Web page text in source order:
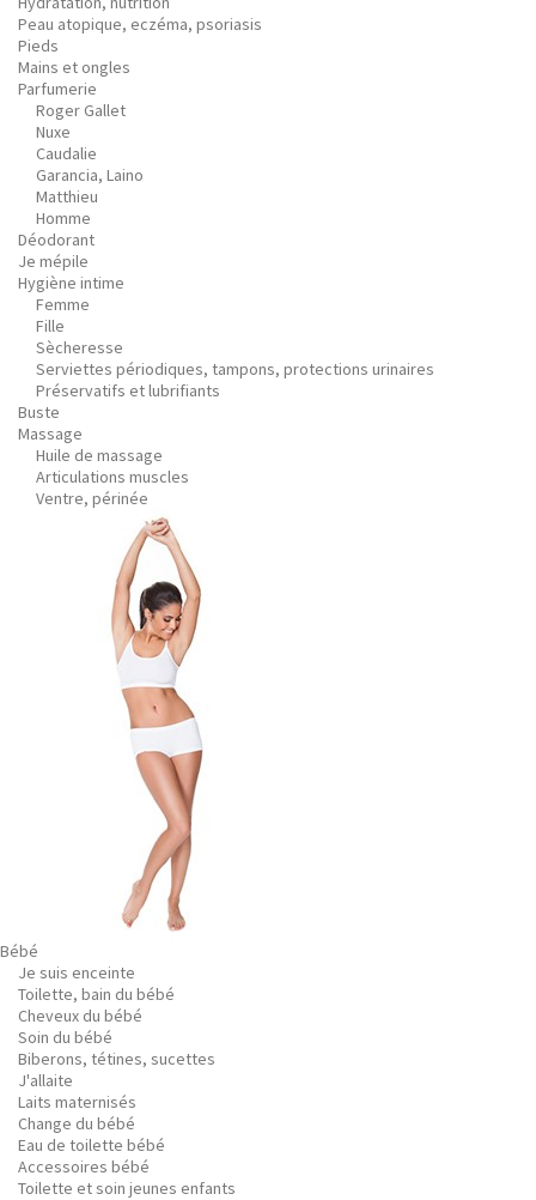
Peau atopique, eczéma, psoriasis
Pieds
Mains et ongles
Parfumerie
Roger Gallet
Nuxe
Caudalie
Garancia, Laino
Matthieu
Homme
Déodorant
Je mépile
Hygiène intime
Femme
Fille
Sècheresse
Serviettes périodiques, tampons, protections urinaires
Préservatifs et lubrifiants
Buste
Massage
Huile de massage
Articulations muscles
Ventre, périnée
Bébé
Je suis enceinte
Toilette, bain du bébé
Cheveux du bébé
Soin du bébé
Biberons, tétines, sucettes
J'allaite
Laits maternisés
Change du bébé
Eau de toilette bébé
Accessoires bébé
Toilette et soin jeunes enfants